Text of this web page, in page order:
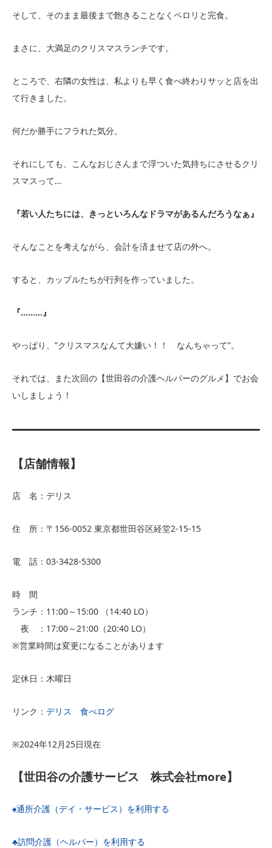
そして、そのまま最後まで飽きることなくペロリと完食。
まさに、大満足のクリスマスランチです。
ところで、右隣の女性は、私よりも早く食べ終わりサッと店を出
て行きました。
何だか勝手にフラれた気分。
それにしても、こんなおじさんまで浮ついた気持ちにさせるクリ
スマスって…
『若い人たちには、きっといろんなドラマがあるんだろうなぁ』
そんなことを考えながら、会計を済ませて店の外へ。
すると、カップルたちが行列を作っていました。
『………』
やっぱり、”クリスマスなんて大嫌い！！ なんちゃって”。
それでは、また次回の【世田谷の介護ヘルパーのグルメ】でお会
いしましょう！
【店舗情報】
店 名：デリス
住 所：〒156-0052 東京都世田谷区経堂2-15-15
電 話：03-3428-5300
時 間
ランチ：11:00～15:00 （14:40 LO）
夜 ：17:00～21:00（20:40 LO）
※営業時間は変更になることがあります
定休日：木曜日
リンク： デリス 食べログ
※2024年12月25日現在
【世田谷の介護サービス 株式会社more】
♠️通所介護（デイ・サービス）を利用する
♣️訪問介護（ヘルパー）を利用する